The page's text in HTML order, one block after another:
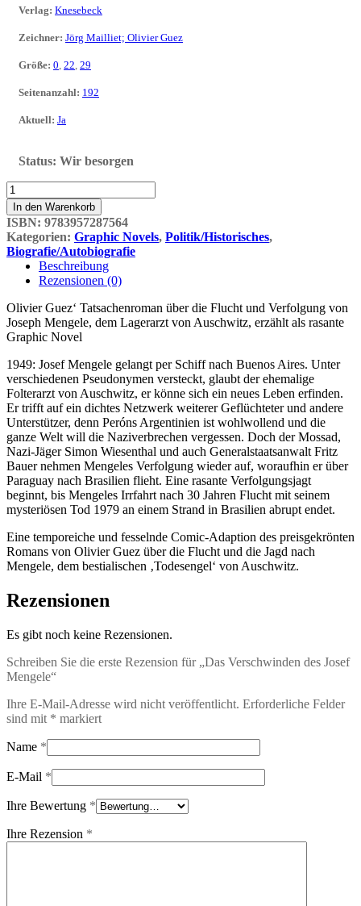
Verlag: Knesebeck
Zeichner: Jörg Mailliet; Olivier Guez
Größe: 0, 22, 29
Seitenanzahl: 192
Aktuell: Ja
Status: Wir besorgen
Das
Verschwinden
des
Josef
Mengele
Menge
In den Warenkorb
ISBN: 9783957287564
Kategorien: Graphic Novels, Politik/Historisches,
Biografie/Autobiografie
Beschreibung
Rezensionen (0)
Olivier Guez‘ Tatsachenroman über die Flucht und Verfolgung von
Joseph Mengele, dem Lagerarzt von Auschwitz, erzählt als rasante
Graphic Novel
1949: Josef Mengele gelangt per Schiff nach Buenos Aires. Unter
verschiedenen Pseudonymen versteckt, glaubt der ehemalige
Folterarzt von Auschwitz, er könne sich ein neues Leben erfinden.
Er trifft auf ein dichtes Netzwerk weiterer Geflüchteter und andere
Unterstützer, denn Peróns Argentinien ist wohlwollend und die
ganze Welt will die Naziverbrechen vergessen. Doch der Mossad,
Nazi-Jäger Simon Wiesenthal und auch Generalstaatsanwalt Fritz
Bauer nehmen Mengeles Verfolgung wieder auf, woraufhin er über
Paraguay nach Brasilien flieht. Eine rasante Verfolgungsjagt
beginnt, bis Mengeles Irrfahrt nach 30 Jahren Flucht mit seinem
mysteriösen Tod 1979 an einem Strand in Brasilien abrupt endet.
Eine temporeiche und fesselnde Comic-Adaption des preisgekrönten
Romans von Olivier Guez über die Flucht und die Jagd nach
Mengele, dem bestialischen ‚Todesengel‘ von Auschwitz.
Rezensionen
Es gibt noch keine Rezensionen.
Schreiben Sie die erste Rezension für „Das Verschwinden des Josef
Mengele“
Ihre E-Mail-Adresse wird nicht veröffentlicht. Erforderliche Felder
sind mit * markiert
Name *
E-Mail *
Ihre Bewertung *
Ihre Rezension *